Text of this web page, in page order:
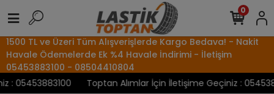
1500 TL ve Üzeri Tüm Alışverişlerde Kargo Bedava! - Nakit
Havale Ödemelerde Ek %4 Havale İndirimi - İletişim
05453883100 - 08504410804
05453883100
Toptan Alımlar İçin İletişime Geçiniz :
0